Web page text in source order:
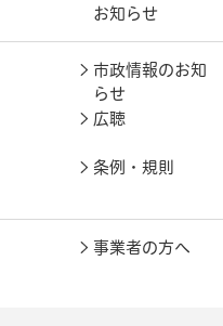
お知らせ
市政情報のお知
らせ
広聴
条例・規則
事業者の方へ